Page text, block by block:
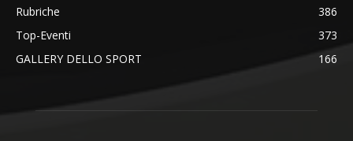
Rubriche
386
Top-Eventi
373
GALLERY DELLO SPORT
166